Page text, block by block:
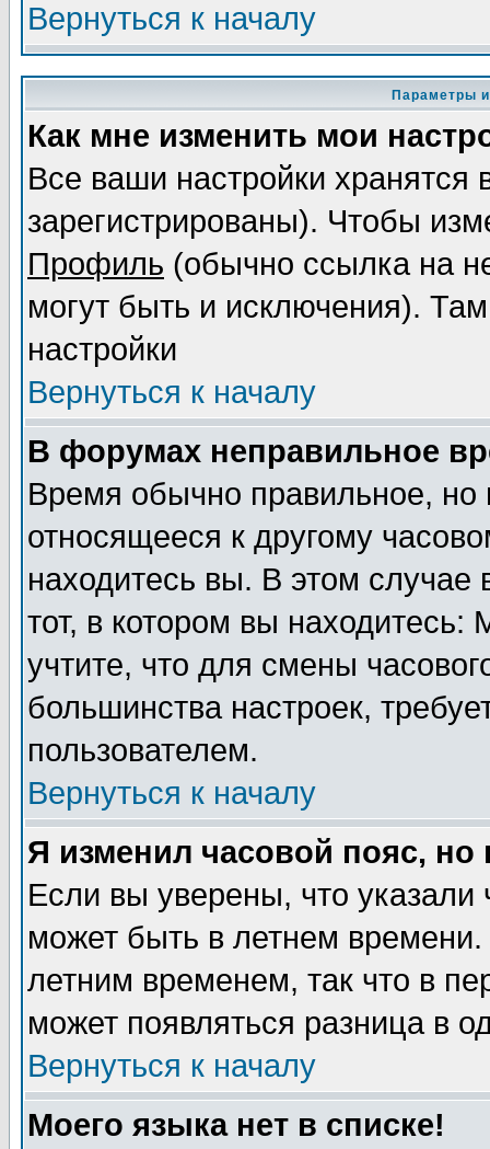
Вернуться к началу
Параметры
Как мне изменить мои
Все ваши настройки
зарегистрированы). Чтобы
Профиль (обычно ссылка на
могут быть и исключения).
настройки
Вернуться к началу
В форумах неправильное
Время обычно правильное,
относящееся к другому
находитесь вы. В этом
тот, в котором вы
учтите, что для смены
большинства настроек,
пользователем.
Вернуться к началу
Я изменил часовой пояс,
Если вы уверены, что указали
может быть в летнем
летним временем, так что в
может появляться разница в
Вернуться к началу
Моего языка нет в списке!